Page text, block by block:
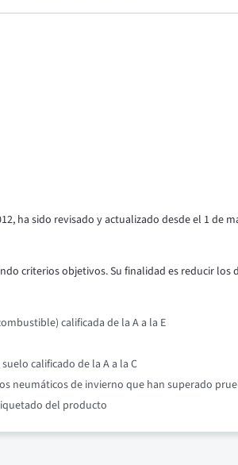
ha sido revisado y actualizado desde el 1 de
criterios objetivos. Su finalidad es reducir
calificada de la A a la E
calificado de la A a la C
neumáticos de invierno que han superado
del producto